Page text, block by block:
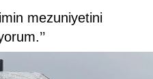
mezuniyetini